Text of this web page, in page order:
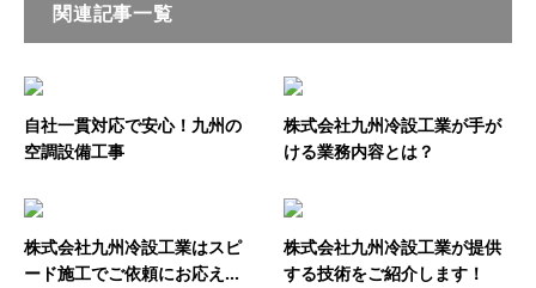
関連記事一覧
自社一貫対応で安心！九州の
空調設備工事
株式会社九州冷設工業が手が
ける業務内容とは？
株式会社九州冷設工業はスピ
ード施工でご依頼にお応え...
株式会社九州冷設工業が提供
する技術をご紹介します！